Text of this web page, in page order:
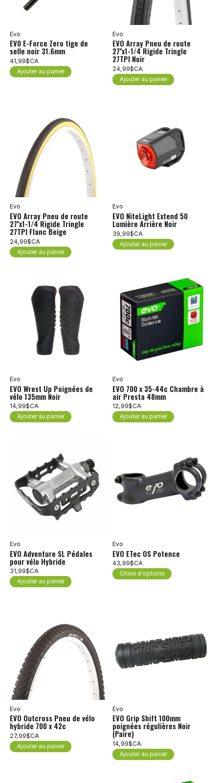
Evo
EV0 E-Force Zero tige de
selle noir 31.6mm
41,99$CA
Ajouter au panier
Evo
EVO Array Pneu de route
27''x1-1/4 Rigide Tringle
27TPI Noir
24,99$CA
Ajouter au panier
Evo
EVO Array Pneu de route
27''x1-1/4 Rigide Tringle
27TPI Flanc Beige
24,99$CA
Ajouter au panier
Evo
EVO NiteLight Extend 50
Lumière Arrière Noir
39,99$CA
Ajouter au panier
Evo
EVO Wrest Up Poignées de
vélo 135mm Noir
14,99$CA
Ajouter au panier
Evo
EVO 700 x 35-44c Chambre à
air Presta 48mm
12,99$CA
Ajouter au panier
Evo
EVO Adventure SL Pédales
pour vélo Hybride
31,99$CA
Ajouter au panier
Evo
EVO ETec OS Potence
43,99$CA
Choix d'options
Evo
EVO Outcross Pneu de vélo
hybride 700 x 42c
27,99$CA
Ajouter au panier
Evo
EVO Grip Shift 100mm
poignées régulières Noir
(Paire)
14,99$CA
Ajouter au panier